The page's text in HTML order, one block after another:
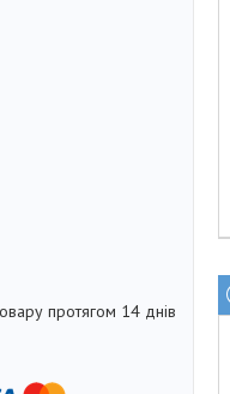
протягом 14 днів